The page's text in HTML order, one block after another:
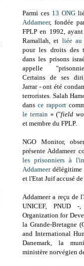
Parmi ces 13 ONG
Addameer, fondée
FPLP en 1992,
Ramallah, et liée au
pour les droits des
dans les prisons
appelle
Certains de ses
Jarrar - ont été
terroristes. Salah
dans ce rapport
le terrain» ("field
et membre du FPLP.
NGO Monitor,
présente Addameer
les prisonniers à
Addameerdélégitime
et l'Etat Juif accusé
Addameer a reçu de
UNICEF, PNUD -,
Organization for
la Grande-Bretagne
and International
Danemark, la
ministère norvégien